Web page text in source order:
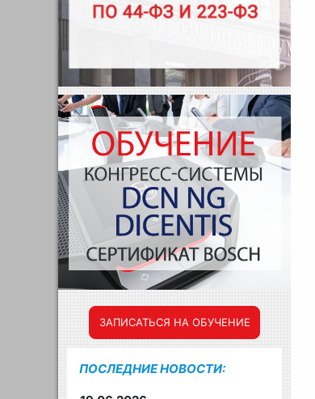
ЗАПИСАТЬСЯ НА ОБУЧЕНИЕ
ПОСЛЕДНИЕ НОВОСТИ: